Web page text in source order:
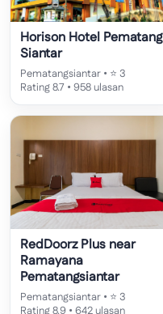
Horison Hotel Pematang
Siantar
Pematangsiantar • ⭐ 3
Rating 8.7 • 958 ulasan
RedDoorz Plus near
Ramayana
Pematangsiantar
Pematangsiantar • ⭐ 3
Rating 8.9 • 642 ulasan